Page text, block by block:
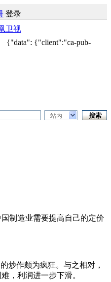
登录
卫视
{"data": {"client":"ca-pub-
站内
制造业需要提高自己的定价
炒作颇为疯狂。与之相对，
，利润进一步下滑。